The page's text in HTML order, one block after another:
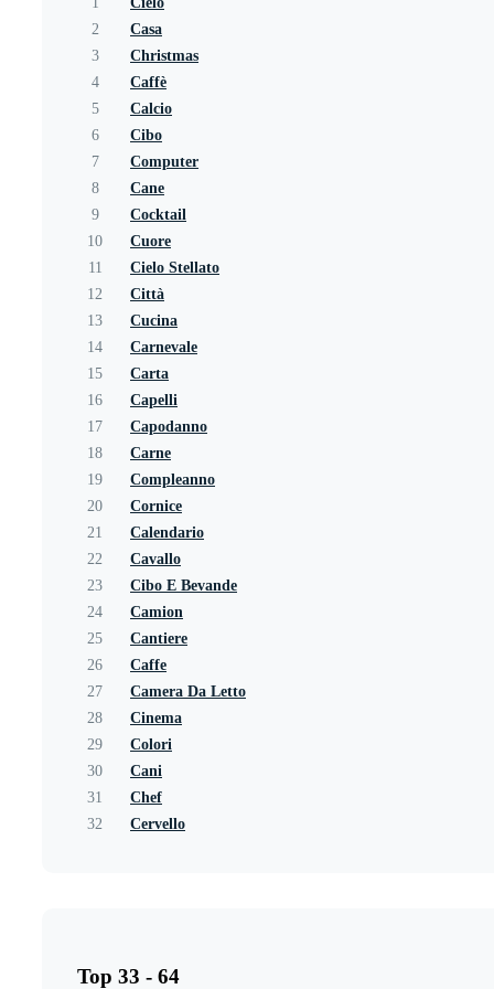
2
Casa
3
Christmas
4
Caffè
5
Calcio
6
Cibo
7
Computer
8
Cane
9
Cocktail
10
Cuore
11
Cielo Stellato
12
Città
13
Cucina
14
Carnevale
15
Carta
16
Capelli
17
Capodanno
18
Carne
19
Compleanno
20
Cornice
21
Calendario
22
Cavallo
23
Cibo E Bevande
24
Camion
25
Cantiere
26
Caffe
27
Camera Da Letto
28
Cinema
29
Colori
30
Cani
31
Chef
32
Cervello
Top 33 - 64